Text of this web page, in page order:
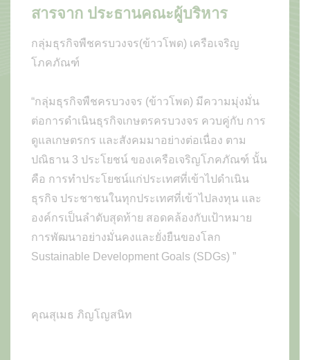
สารจาก ประธานคณะผู้บริหาร
กลุ่มธุรกิจพืชครบวงจร(ข้าวโพด) เครือเจริญ
โภคภัณฑ์
“กลุ่มธุรกิจพืชครบวงจร (ข้าวโพด) มีความมุ่งมั่น
ต่อการดำเนินธุรกิจเกษตรครบวงจร ควบคู่กับ การ
ดูแลเกษตรกร และสังคมมาอย่างต่อเนื่อง ตาม
ปณิธาน 3 ประโยชน์ ของเครือเจริญโภคภัณฑ์ นั้น
คือ การทำประโยชน์แก่ประเทศที่เข้าไปดำเนิน
ธุรกิจ ประชาชนในทุกประเทศที่เข้าไปลงทุน และ
องค์กรเป็นลำดับสุดท้าย สอดคล้องกับเป้าหมาย
การพัฒนาอย่างมั่นคงและยั่งยืนของโลก
Sustainable Development Goals (SDGs) ”
คุณสุเมธ ภิญโญสนิท